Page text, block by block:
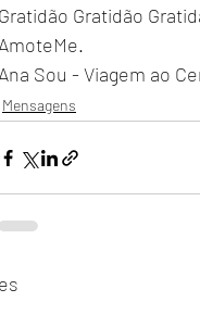
Gratidão Gratidão
AmoteMe.
Ana Sou - Viagem ao
Mensagens